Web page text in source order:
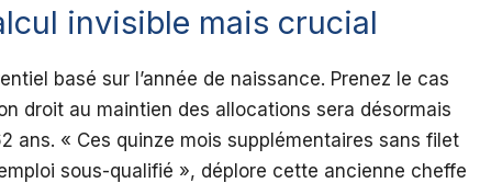
invisible mais crucial
basé sur l’année de naissance. Prenez le cas
droit au maintien des allocations sera désormais
ans. « Ces quinze mois supplémentaires sans filet
sous-qualifié », déplore cette ancienne cheffe